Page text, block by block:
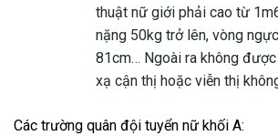
thuật nữ giới phải cao từ
nặng 50kg trở lên, vòng
81cm… Ngoài ra không
xạ cận thị hoặc viễn thị
Các trường quân đội tuyển nữ khối A: